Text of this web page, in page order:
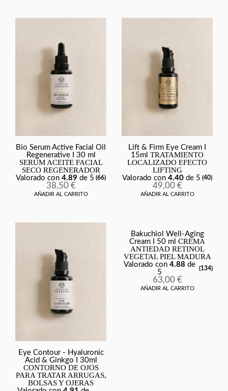
Bio Serum Active Facial Oil
Regenerative I 30 ml
SERUM ACEITE FACIAL
SECO REGENERADOR
Valorado con 4.89 de 5 (66)
38,50 €
AÑADIR AL CARRITO
Lift & Firm Eye Cream I
15ml TRATAMIENTO
LOCALIZADO EFECTO
LIFTING
Valorado con 4.40de 5 (40)
49,00 €
AÑADIR AL CARRITO
Eye Contour - Hyaluronic
Acid & Ginkgo I 30ml
CONTORNO DE OJOS
PARA TRATAR ARRUGAS,
BOLSAS Y OJERAS
Bakuchiol Well-Aging
Cream I 50 ml CREMA
ANTIEDAD RETINOL
VEGETAL PIEL MADURA
Valorado con 4.88 de
5
(134)
63,00 €
AÑADIR AL CARRITO